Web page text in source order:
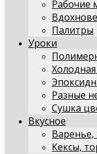
Рабочие
Палитры
Уроки
Разные
Сушка
Вкусное
Варенье,
Кексы,